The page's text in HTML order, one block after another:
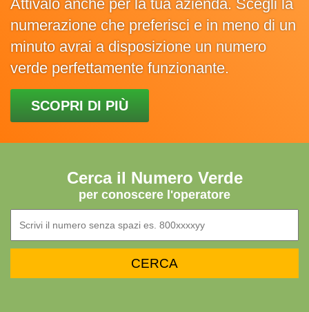
Attivalo anche per la tua azienda. Scegli la
numerazione che preferisci e in meno di un
minuto avrai a disposizione un numero
verde perfettamente funzionante.
SCOPRI DI PIÙ
Cerca il Numero Verde
per conoscere l'operatore